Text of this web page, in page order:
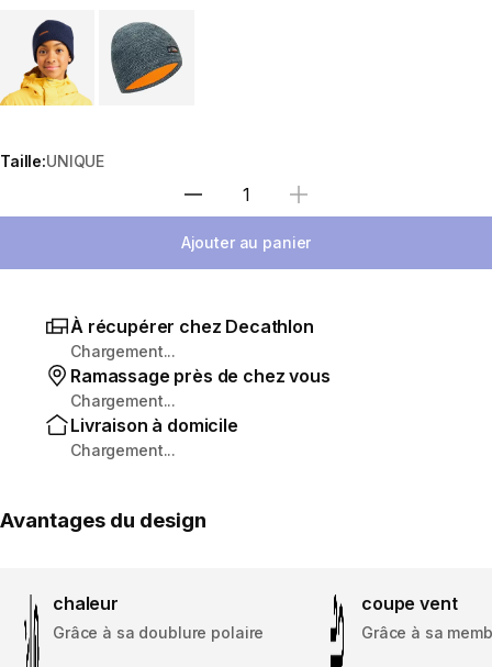
Choose a variant
Taille:UNIQUE
Sélectionnez la quantité
Ajouter au panier
À récupérer chez Decathlon
Chargement...
Ramassage près de chez vous
Chargement...
Livraison à domicile
Chargement...
Avantages du design
chaleur
Grâce à sa doublure polaire
coupe vent
Grâce à sa